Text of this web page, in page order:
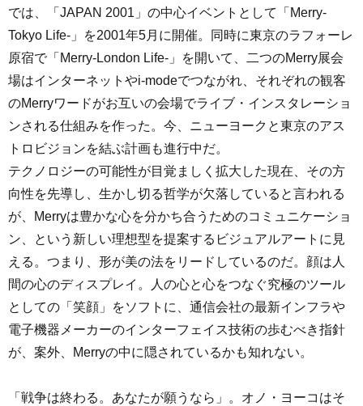
では、「JAPAN 2001」の中心イベントとして「Merry-
Tokyo Life-」を2001年5月に開催。同時に東京のラフォーレ
原宿で「Merry-London Life-」を開いて、二つのMerry展会
場はインターネットやi-modeでつながれ、それぞれの観客
のMerryワードがお互いの会場でライブ・インスタレーショ
ンされる仕組みを作った。今、ニューヨークと東京のアス
トロビジョンを結ぶ計画も進行中だ。
テクノロジーの可能性が目覚ましく拡大した現在、その方
向性を先導し、生かし切る哲学が欠落していると言われる
が、Merryは豊かな心を分かち合うためのコミュニケーショ
ン、という新しい理想型を提案するビジュアルアートに見
える。つまり、形が美の法をリードしているのだ。顔は人
間の心のディスプレイ。人の心と心をつなぐ究極のツール
としての「笑顔」をソフトに、通信会社の最新インフラや
電子機器メーカーのインターフェイス技術の歩むべき指針
が、案外、Merryの中に隠されているかも知れない。
「戦争は終わる。あなたが願うなら」。オノ・ヨーコはそ